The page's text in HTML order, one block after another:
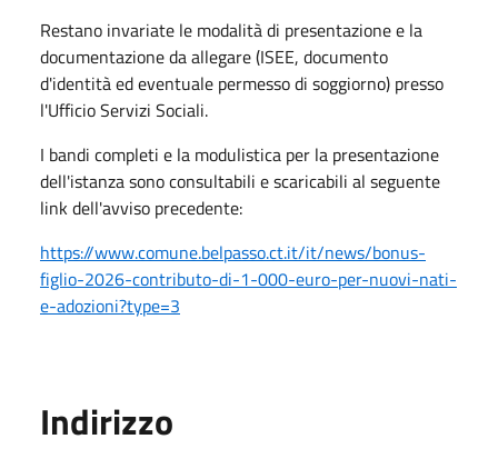
Restano invariate le modalità di presentazione e la
documentazione da allegare (ISEE, documento
d'identità ed eventuale permesso di soggiorno) presso
l'Ufficio Servizi Sociali.
I bandi completi e la modulistica per la presentazione
dell'istanza sono consultabili e scaricabili al seguente
link dell'avviso precedente:
https://www.comune.belpasso.ct.it/it/news/bonus-
figlio-2026-contributo-di-1-000-euro-per-nuovi-nati-
e-adozioni?type=3
Indirizzo